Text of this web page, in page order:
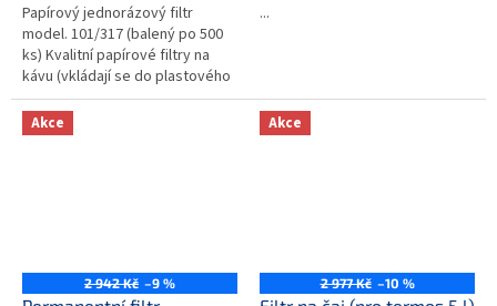
Papírový jednorázový filtr
model. 101/317 (balený po 500
ks) Kvalitní papírové filtry na
kávu (vkládají se do plastového
držáku filtru)Pro model
:...................... 5 l...
...
Akce
2 942 Kč –9 %
Akce
2 977 Kč –10 %